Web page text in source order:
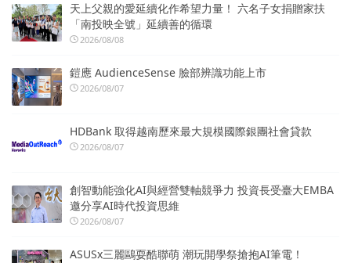
天上父親的愛延續化作希望力量！ 六名子女捐贈家扶
「南投映全號」延續善的循環
2026/08/08
鎧應 AudienceSense 臉部辨識功能上市
2026/08/07
HDBank 取得越南歷來最大規模國際銀團社會貸款
2026/08/07
創智動能強化AI與經營雙軸競爭力 投資長受臺大EMBA
邀分享AI時代投資思維
2026/08/07
ASUSx三麗鷗耍酷聯萌 潮玩開學祭搶抱AI筆電！